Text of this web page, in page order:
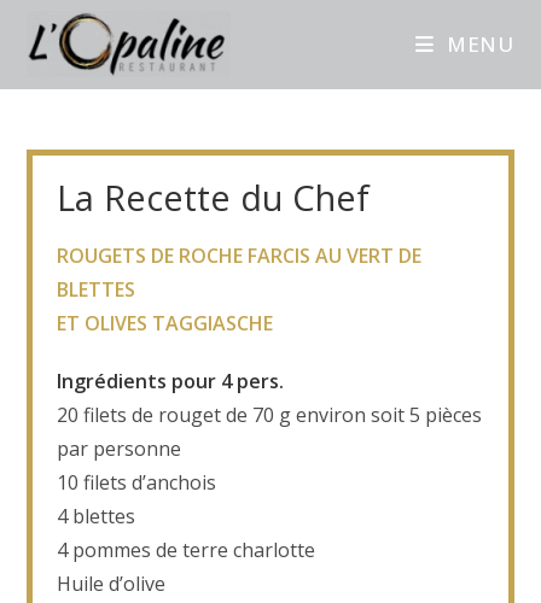
MENU
La Recette du Chef
ROUGETS DE ROCHE FARCIS AU VERT DE
BLETTES
ET OLIVES TAGGIASCHE
Ingrédients pour 4 pers.
20 filets de rouget de 70 g environ soit 5 pièces
par personne
10 filets d’anchois
4 blettes
4 pommes de terre charlotte
Huile d’olive